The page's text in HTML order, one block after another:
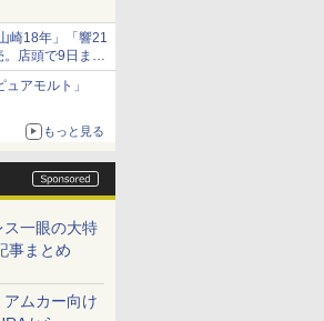
崎18年」「響21
。店頭で9日まで
アモルト」
もっと見る
ス一眼の大特
事まとめ
アムカー向け